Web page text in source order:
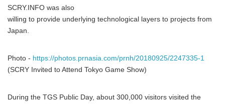
SCRY.INFO was also
willing to provide underlying technological layers to projects from
Japan.
Photo - https://photos.prnasia.com/prnh/20180925/2247335-1
(SCRY Invited to Attend Tokyo Game Show)
During the TGS Public Day, about 300,000 visitors visited the